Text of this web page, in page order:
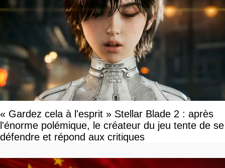
« Gardez cela à l'esprit » Stellar Blade 2 : après
l'énorme polémique, le créateur du jeu tente de se
défendre et répond aux critiques